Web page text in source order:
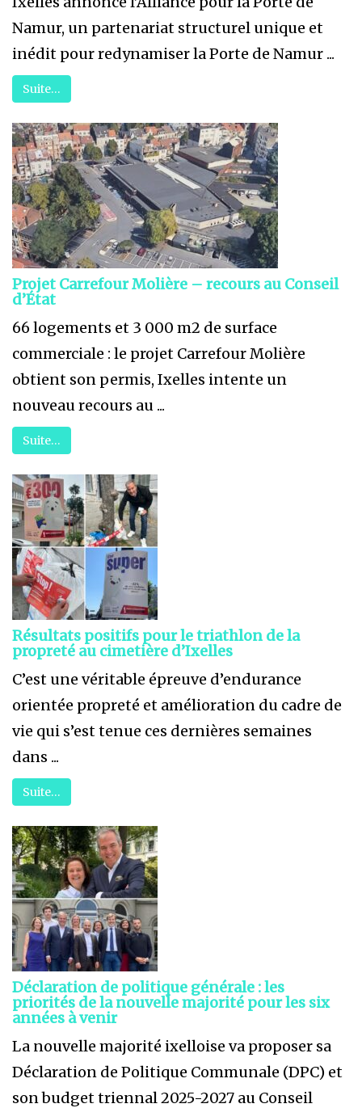
Namur, un partenariat structurel unique et
inédit pour redynamiser la Porte de Namur ...
Suite…
Projet Carrefour Molière – recours au Conseil
d’État
66 logements et 3 000 m2 de surface
commerciale : le projet Carrefour Molière
obtient son permis, Ixelles intente un
nouveau recours au ...
Suite…
Résultats positifs pour le triathlon de la
propreté au cimetière d’Ixelles
C’est une véritable épreuve d’endurance
orientée propreté et amélioration du cadre de
vie qui s’est tenue ces dernières semaines
dans ...
Suite…
Déclaration de politique générale : les
priorités de la nouvelle majorité pour les six
années à venir
La nouvelle majorité ixelloise va proposer sa
Déclaration de Politique Communale (DPC) et
son budget triennal 2025-2027 au Conseil